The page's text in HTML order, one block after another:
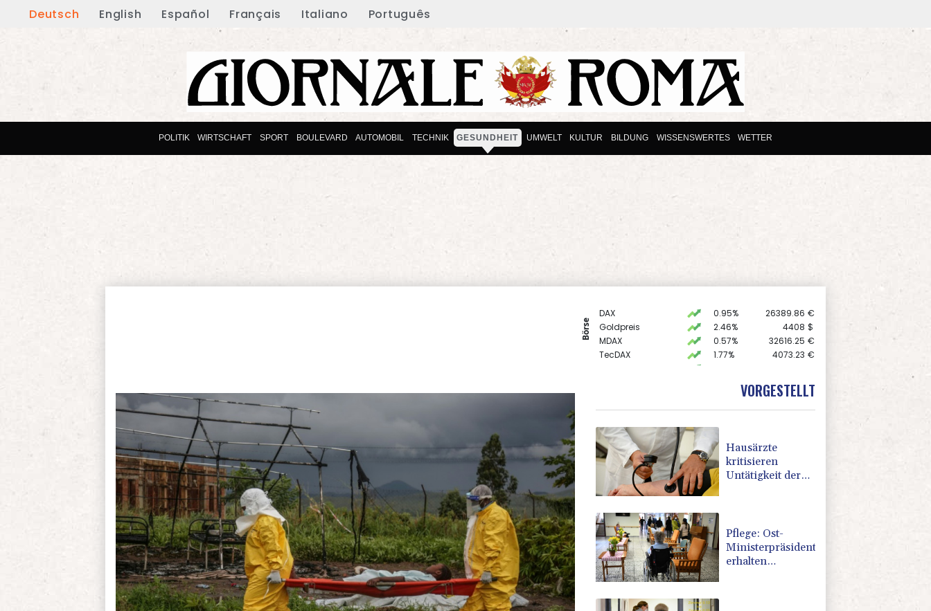
Deutsch English Español Français Italiano Português
POLITIK WIRTSCHAFT SPORT BOULEVARD AUTOMOBIL TECHNIK GESUNDHEIT UMWELT KULTUR BILDUNG WISSENSWERTES WETTER
Börse
DAX 0.95% 26389.86 €
Goldpreis
2.46% 4408 $
MDAX
0.57% 32616.25 €
TecDAX
1.77% 4073.23 €
18719.99 €
1.1577 $
VORGESTELLT
Hausärzte
kritisieren
Untätigkeit der
Pflege: Ost-
Ministerpräsidenten
erhalten